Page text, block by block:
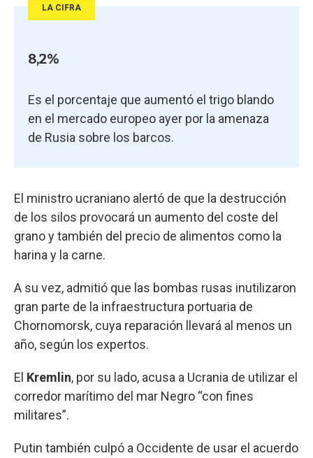
LA CIFRA
8,2%
Es el porcentaje que aumentó el trigo blando
en el mercado europeo ayer por la amenaza
de Rusia sobre los barcos.
El ministro ucraniano alertó de que la destrucción
de los silos provocará un aumento del coste del
grano y también del precio de alimentos como la
harina y la carne.
A su vez, admitió que las bombas rusas inutilizaron
gran parte de la infraestructura portuaria de
Chornomorsk, cuya reparación llevará al menos un
año, según los expertos.
El Kremlin, por su lado, acusa a Ucrania de utilizar el
corredor marítimo del mar Negro “con fines
militares”.
Putin también culpó a Occidente de usar el acuerdo